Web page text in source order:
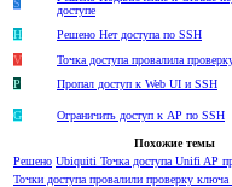
S
доступе
H
Решено Нет доступа по SSH
V
Точка доступа провалила
P
Пропал доступ к Web UI и SSH
G
Ограничить доступ к AP по SSH
Похожие темы
Решено Ubiquiti Точка доступа Unifi AP
Точки доступа провалили проверку ключа